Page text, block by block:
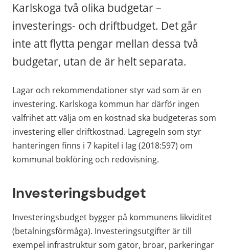
Karlskoga två olika budgetar –
investerings- och driftbudget. Det går
inte att flytta pengar mellan dessa två
budgetar, utan de är helt separata.
Lagar och rekommendationer styr vad som är en
investering. Karlskoga kommun har därför ingen
valfrihet att välja om en kostnad ska budgeteras som
investering eller driftkostnad. Lagregeln som styr
hanteringen finns i 7 kapitel i lag (2018:597) om
kommunal bokföring och redovisning.
Investeringsbudget
Investeringsbudget bygger på kommunens likviditet
(betalningsförmåga). Investeringsutgifter är till
exempel infrastruktur som gator, broar, parkeringar